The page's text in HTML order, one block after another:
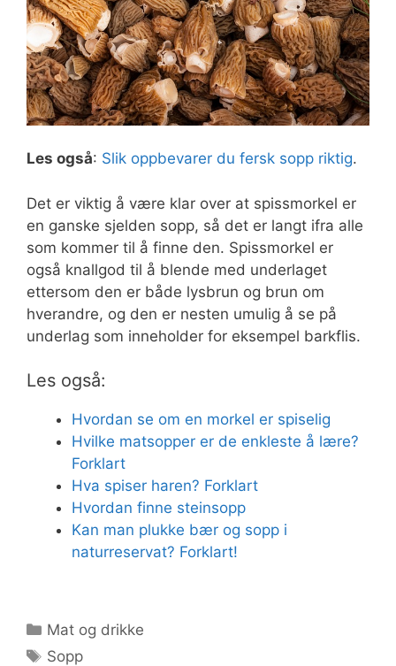
Les også: Slik oppbevarer du fersk sopp riktig.
Det er viktig å være klar over at spissmorkel er
en ganske sjelden sopp, så det er langt ifra alle
som kommer til å finne den. Spissmorkel er
også knallgod til å blende med underlaget
ettersom den er både lysbrun og brun om
hverandre, og den er nesten umulig å se på
underlag som inneholder for eksempel barkflis.
Les også:
Hvordan se om en morkel er spiselig
Hvilke matsopper er de enkleste å lære?
Forklart
Hva spiser haren? Forklart
Hvordan finne steinsopp
Kan man plukke bær og sopp i
naturreservat? Forklart!
Kategorier
Mat og drikke
Stikkord
Sopp